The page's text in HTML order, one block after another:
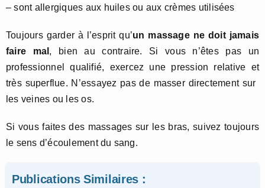
– sont allergiques aux huiles ou aux crèmes utilisées
Toujours garder à l’esprit qu’un massage ne doit jamais
faire mal , bien au contraire. Si vous n’êtes pas un
professionnel qualifié, exercez une pression relative et
très superflue. N’essayez pas de masser directement sur ​​
les veines ou les os.
Si vous faites des massages sur les bras, suivez toujours
le sens d’écoulement du sang.
Publications Similaires :